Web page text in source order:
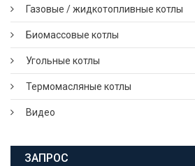
Газовые / жидкотопливные котлы
Биомассовые котлы
Угольные котлы
Термомасляные котлы
Видео
ЗАПРОС